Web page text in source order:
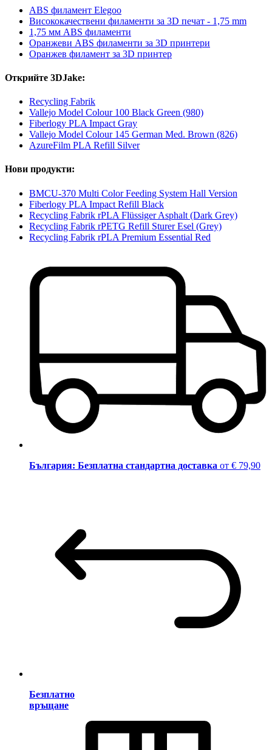
ABS филамент Elegoo
Висококачествени филаменти за 3D печат - 1,75 mm
1,75 мм ABS филаменти
Оранжеви ABS филаменти за 3D принтери
Оранжев филамент за 3D принтер
Открийте 3DJake:
Recycling Fabrik
Vallejo Model Colour 100 Black Green (980)
Fiberlogy PLA Impact Gray
Vallejo Model Colour 145 German Med. Brown (826)
AzureFilm PLA Refill Silver
Нови продукти:
BMCU-370 Multi Color Feeding System Hall Version
Fiberlogy PLA Impact Refill Black
Recycling Fabrik rPLA Flüssiger Asphalt (Dark Grey)
Recycling Fabrik rPETG Refill Sturer Esel (Grey)
Recycling Fabrik rPLA Premium Essential Red
България: Безплатна стандартна доставка от € 79,90
Безплатно
връщане